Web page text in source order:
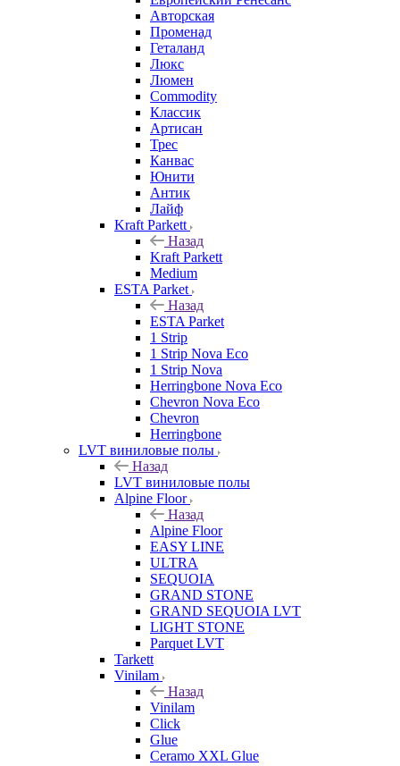
Авторская
Променад
Геталанд
Люкс
Люмен
Commodity
Классик
Артисан
Трес
Канвас
Юнити
Антик
Лайф
Kraft Parkett
Назад
Kraft Parkett
Medium
ESTA Parket
Назад
ESTA Parket
1 Strip
1 Strip Nova Eco
1 Strip Nova
Herringbone Nova Eco
Chevron Nova Eco
Chevron
Herringbone
LVT виниловые полы
Назад
LVT виниловые полы
Alpine Floor
Назад
Alpine Floor
EASY LINE
ULTRA
SEQUOIA
GRAND STONE
GRAND SEQUOIA LVT
LIGHT STONE
Parquet LVT
Tarkett
Vinilam
Назад
Vinilam
Click
Glue
Ceramo XXL Glue